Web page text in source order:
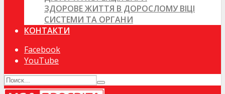
ЗДОРОВЕ ЖИТТЯ В ДОРОСЛОМУ ВІЦІ
СИСТЕМИ ТА ОРГАНИ
КОНТАКТИ
Facebook
YouTube